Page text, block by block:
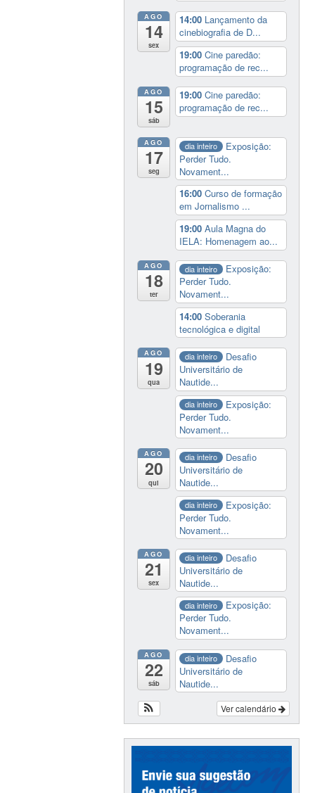
AGO
14
sex
14:00 Lançamento da
cinebiografia de D...
19:00Cine paredão:
programação de rec...
AGO
15
sáb
19:00Cine paredão:
programação de rec...
AGO
17
seg
dia inteiro
Exposição:
Perder Tudo.
Novament...
16:00Curso de formação
em Jornalismo ...
19:00Aula Magna do
IELA: Homenagem ao...
AGO
18
ter
dia inteiro
Exposição:
Perder Tudo.
Novament...
14:00Soberania
tecnológica e digital
AGO
19
qua
dia inteiro
Desafio
Universitário de
Nautide...
dia inteiro
Exposição:
Perder Tudo.
Novament...
AGO
20
qui
dia inteiro
Desafio
Universitário de
Nautide...
dia inteiro
Exposição:
Perder Tudo.
Novament...
AGO
21
sex
dia inteiro
Desafio
Universitário de
Nautide...
dia inteiro
Exposição:
Perder Tudo.
Novament...
AGO
22
sáb
dia inteiro
Desafio
Universitário de
Nautide...
Ver calendário